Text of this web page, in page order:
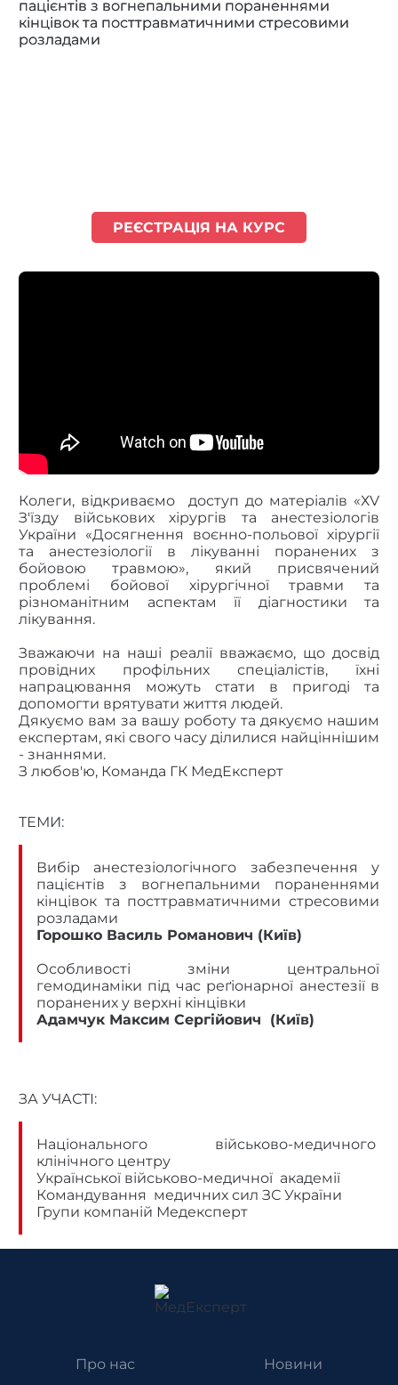
РЕЄСТРАЦІЯ НА КУРС
Колеги, відкриваємо доступ до матеріалів «ХV
З'їзду військових хірургів та анестезіологів
України «Досягнення воєнно-польової хірургії
та анестезіології в лікуванні поранених з
бойовою травмою», який присвячений
проблемі бойової хірургічної травми та
різноманітним аспектам її діагностики та
лікування.
Зважаючи на наші реалії вважаємо, що досвід
провідних профільних спеціалістів, їхні
напрацювання можуть стати в пригоді та
допомогти врятувати життя людей.
Дякуємо вам за вашу роботу та дякуємо нашим
експертам, які свого часу ділилися найціннішим
- знаннями.
З любов'ю, Команда ГК МедЕксперт
ТЕМИ:
Вибір анестезіологічного забезпечення у
пацієнтів з вогнепальними пораненнями
кінцівок та посттравматичними стресовими
розладами
Горошко Василь Романович (Київ)
Особливості зміни центральної
гемодинаміки під час реґіонарної анестезії в
поранених у верхні кінцівки
Адамчук Максим Сергійович (Київ)
ЗА УЧАСТІ:
Національного військово-медичного
клінічного центру
Української військово-медичної академії
Командування медичних сил ЗС України
Групи компаній Медексперт
Про нас Новини